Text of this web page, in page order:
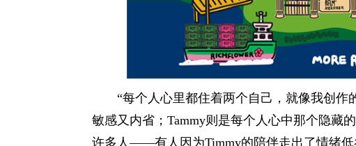
“每个人心里都住着两个自己，就像我创作
敏感又内省；Tammy则是每个人心中那个隐藏
许多人——有人因为Timmy的陪伴走出了情绪低